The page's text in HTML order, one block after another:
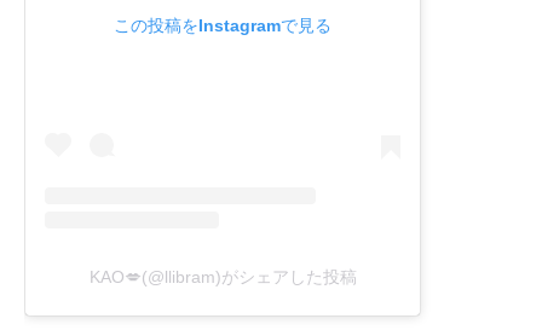
この投稿をInstagramで見る
KAO💋(@llibram)がシェアした投稿